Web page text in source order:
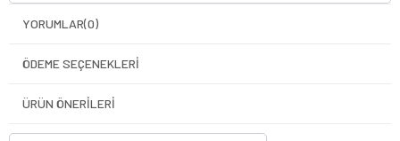
YORUMLAR(0)
ÖDEME SEÇENEKLERI
ÜRÜN ÖNERILERI